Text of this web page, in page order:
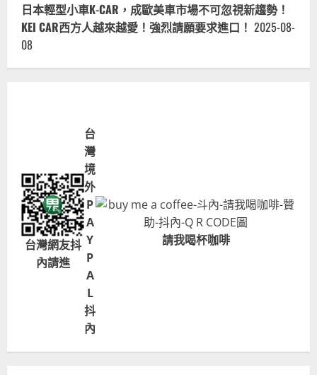
日本輕型小車K-CAR，成歐美車市場不可忽視新趨勢！
KEI CAR西方人越來越愛！強烈請願要求進口！ 2025-08-
08
台灣網友抖
內請進
台
灣
境
外
P
A
Y
P
A
L
抖
內
請我喝杯咖啡